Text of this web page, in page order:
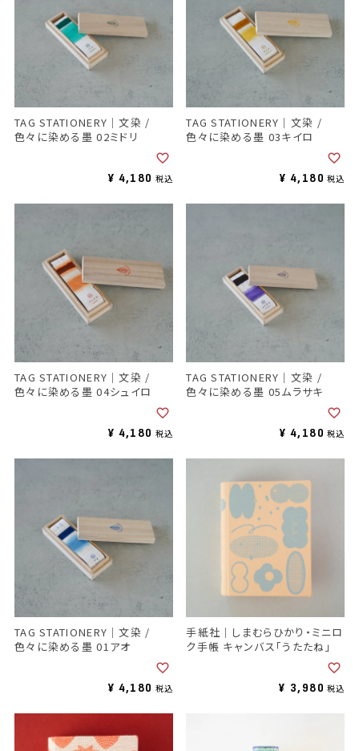
TAG STATIONERY｜文染 /
色々に染める墨 02ミドリ
¥ 4,180 税込
TAG STATIONERY｜文染 /
色々に染める墨 03キイロ
¥ 4,180 税込
TAG STATIONERY｜文染 /
色々に染める墨 04シュイロ
¥ 4,180 税込
TAG STATIONERY｜文染 /
色々に染める墨 05ムラサキ
¥ 4,180 税込
TAG STATIONERY｜文染 /
色々に染める墨 01アオ
¥ 4,180 税込
手紙社｜しまむらひかり・ミニロ
ク手帳 キャンバス「うたたね」
¥ 3,980 税込